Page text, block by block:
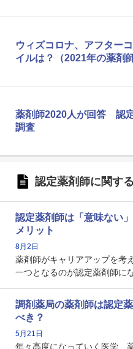
ウィズコロナ、アフター
イルは？（2021年の薬剤
薬剤師2020人が回答 認
調査
認定薬剤師に関す
認定薬剤師は「意味ない
メリット
8月2日
薬剤師がキャリアアップを考
一つとなるのが認定薬剤師に
という声を聞いたことがある
本記事では、認定薬剤師が「
れる理由や、取得するメリッ
アへの影響を解説します。
調剤薬局の薬剤師は認定
べき？
5月21日
年々高度になっていく医学、